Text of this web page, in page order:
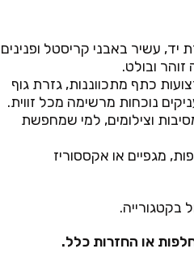
יד, עשיר באבני קריסטל ופנינים
ובולט.
כתף מתכווננות, גזרת גוף
נוכחות מרשימה מכל זווית.
וצילומים, למי שמחפשת
מגפיים או אקססוריז
בקטגורייה.
או החזרות כלל.